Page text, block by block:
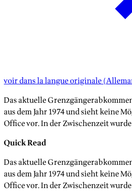
voir dans la langue originale(
Das aktuelle
aus dem Jahr 1974 und sieht keine
Office vor. In der Zwischenzeit
Quick Read
Das aktuelle
aus dem Jahr 1974 und sieht keine
Office vor. In der Zwischenzeit